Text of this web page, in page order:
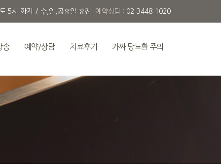
5시 까지 / 수,일,공휴일 휴진 예약상담 : 02-3448-1020
송 예약/상담 치료후기 가짜 당뇨환 주의